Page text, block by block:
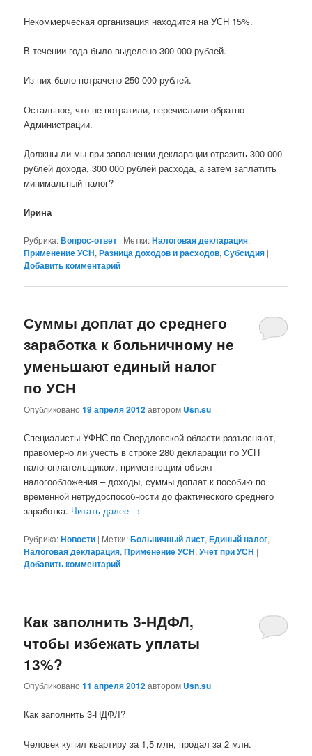
Некоммерческая организация находится на УСН 15%.
В течении года было выделено 300 000 рублей.
Из них было потрачено 250 000 рублей.
Остальное, что не потратили, перечислили обратно
Администрации.
Должны ли мы при заполнении декларации отразить 300 000
рублей дохода, 300 000 рублей расхода, а затем заплатить
минимальный налог?
Ирина
Рубрика:Вопрос-ответ | Метки:Налоговая декларация,
Применение УСН,Разница доходов и расходов,Субсидия |
Добавить комментарий
Суммы доплат до среднего
заработка к больничному не
уменьшают единый налог
по УСН
Опубликовано19 апреля 2012автором Usn.su
Специалисты УФНС по Свердловской области разъясняют,
правомерно ли учесть в строке 280 декларации по УСН
налогоплательщиком, применяющим объект
налогообложения – доходы, суммы доплат к пособию по
временной нетрудоспособности до фактического среднего
заработка. Читать далее →
Рубрика:Новости | Метки:Больничный лист,Единый налог,
Налоговая декларация,Применение УСН,Учет при УСН |
Добавить комментарий
Как заполнить 3-НДФЛ,
чтобы избежать уплаты
13%?
Опубликовано11 апреля 2012автором Usn.su
Как заполнить 3-НДФЛ?
Человек купил квартиру за 1,5 млн, продал за 2 млн.